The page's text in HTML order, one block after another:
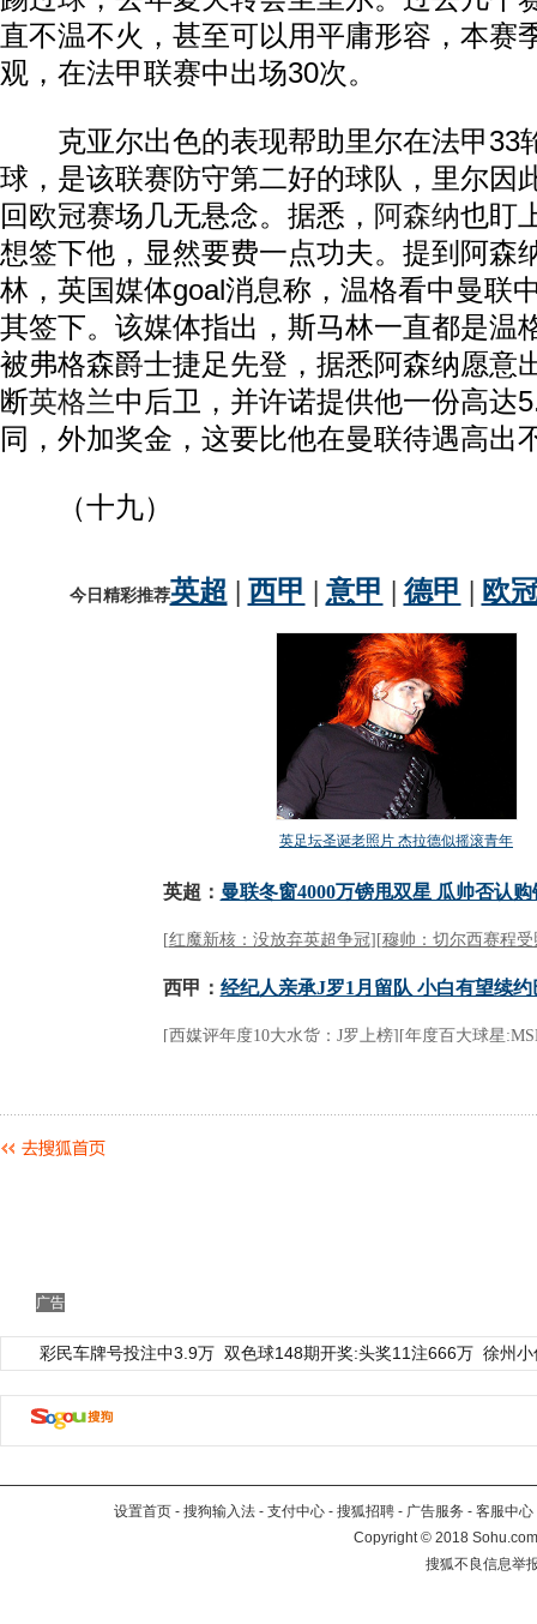
直不温不火，甚至可以用平庸形容，本赛
观，在法甲联赛中出场30次。
克亚尔出色的表现帮助里尔在法甲33
球，是该联赛防守第二好的球队，里尔因
回欧冠赛场几无悬念。据悉， 阿森纳也盯
想签下他，显然要费一点功夫。提到阿森
林，英国媒体goal消息称，温格看中曼联
其签下。该媒体指出，斯马林一直都是温
被弗格森爵士捷足先登，据悉阿森纳愿意
断英格兰中后卫，并许诺提供他一份高达
同，外加奖金，这要比他在曼联待遇高出
（十九）
广告
彩民车牌号投注中3.9万 双色球148期开奖:头奖11注666万 徐州
设置首页 - 搜狗输入法 - 支付中心 - 搜狐招聘 - 广告服务 - 客服中心
Copyright©2018
搜狐不良信息举